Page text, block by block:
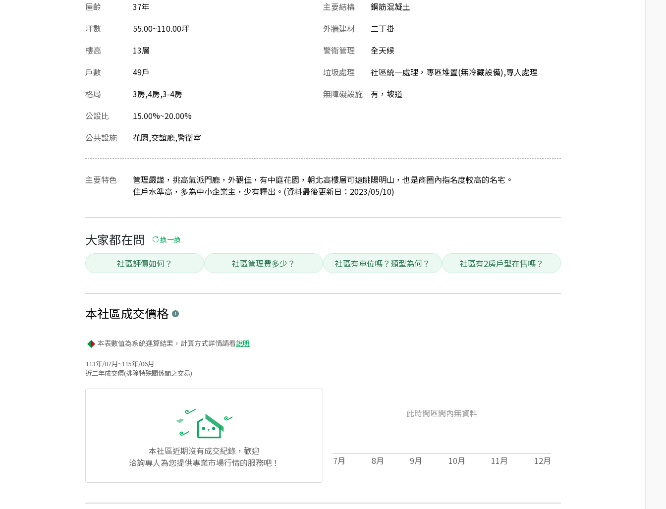
屋齡
37年
坪數
55.00~110.00坪
樓高
13層
戶數
49戶
格局
3房,4房,3-4房
公設比
15.00%~20.00%
主要結構
鋼筋混凝土
外牆建材
二丁掛
警衛管理
全天候
垃圾處理
社區統一處理，專區堆置(無冷藏設備),專人處理
無障礙設施
有，坡道
公共設施 花園,交誼廳,警衛室
主要特色
管理嚴謹，挑高氣派門廳，外觀佳，有中庭花園，朝北高樓層可遠眺陽明山，也是商圈內指名度較高的名宅。
住戶水準高，多為中小企業主，少有釋出。(資料最後更新日：2023/05/10)
大家都在問 換一換
社區評價如何？ 社區管理費多少？ 社區有車位嗎？類型為何？ 社區有2房戶型在售嗎？
本社區成交價格
本表數值為系統運算結果，計算方式詳情請看說明
113年/07月~115年/06月
近二年成交價(排除特殊關係間之交易)
本社區近期沒有成交紀錄，歡迎
洽詢專人為您提供專業市場行情的服務吧！
此時間區間內無資料
7月 8月 9月 10月 11月 12月